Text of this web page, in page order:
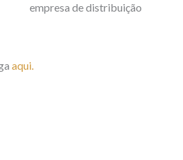
empresa de distribuição
aqui.